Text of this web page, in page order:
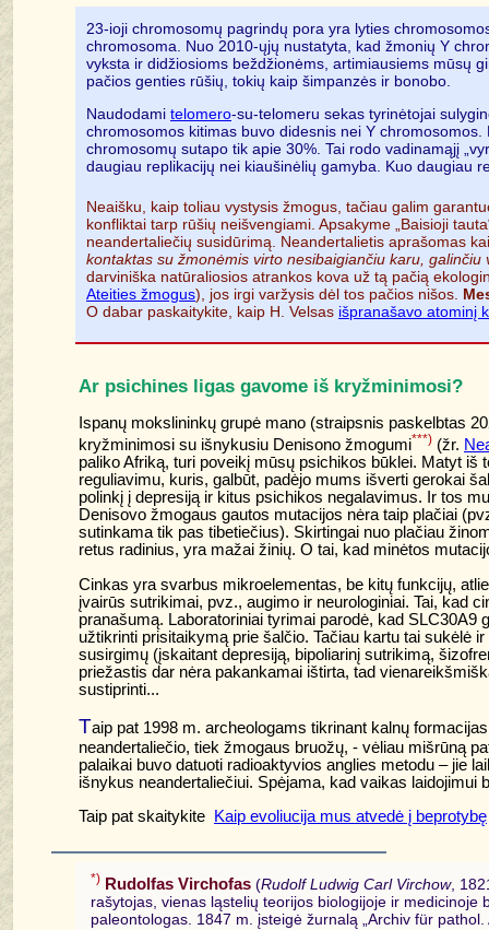
23-ioji chromosomų pagrindų pora yra lyties
chromosoma. Nuo 2010-ųjų nustatyta, kad žmonių Y
vyksta ir didžiosioms beždžionėms, artimiausiems mūsų
pačios genties rūšių, tokių kaip šimpanzės ir bonobo.
Naudodami telomero-su-telomeru sekas tyrinėtojai
chromosomos kitimas buvo didesnis nei Y
chromosomų sutapo tik apie 30%. Tai rodo vadinamąjį
daugiau replikacijų nei kiaušinėlių gamyba. Kuo daugiau
Neaišku, kaip toliau vystysis žmogus, tačiau galim
konfliktai tarp rūšių neišvengiami. Apsakyme „Baisioji
neandertaliečių susidūrimą. Neandertalietis aprašomas
kontaktas su žmonėmis virto nesibaigiančiu karu, galinčiu
darviniška natūraliosios atrankos kova už tą pačią
Ateities žmogus), jos irgi varžysis dėl tos pačios nišos.
O dabar paskaitykite, kaip H. Velsas išpranašavo atominį
Ar psichines ligas gavome iš kryžminimosi?
Ispanų mokslininkų grupė mano (straipsnis paskelbtas
kryžminimosi su išnykusiu Denisono žmogumi***) (žr.
paliko Afriką, turi poveikį mūsų psichikos būklei. Matyt
reguliavimu, kuris, galbūt, padėjo mums išverti gerokai
polinkį į depresiją ir kitus psichikos negalavimus. Ir tos
Denisovo žmogaus gautos mutacijos nėra taip plačiai
sutinkama tik pas tibetiečius). Skirtingai nuo plačiau
retus radinius, yra mažai žinių. O tai, kad minėtos
Cinkas yra svarbus mikroelementas, be kitų funkcijų,
įvairūs sutrikimai, pvz., augimo ir neurologiniai. Tai, kad
pranašumą. Laboratoriniai tyrimai parodė, kad
užtikrinti prisitaikymą prie šalčio. Tačiau kartu tai sukėlė
susirgimų (įskaitant depresiją, bipoliarinį sutrikimą,
priežastis dar nėra pakankamai ištirta, tad
sustiprinti...
Taip pat 1998 m. archeologams tikrinant kalnų
neandertaliečio, tiek žmogaus bruožų, - vėliau mišrūną
palaikai buvo datuoti radioaktyvios anglies metodu – jie
išnykus neandertaliečiui. Spėjama, kad vaikas laidojimui
Taip pat skaitykite
Kaip evoliucija mus atvedė į beprotybę
*) Rudolfas Virchofas (Rudolf Ludwig Carl Virchow,
rašytojas, vienas ląstelių teorijos biologijoje ir
paleontologas. 1847 m. įsteigė žurnalą „Archiv für